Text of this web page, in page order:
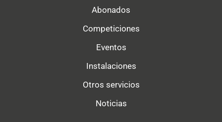
Abonados
Competiciones
Eventos
Instalaciones
Otros servicios
Noticias